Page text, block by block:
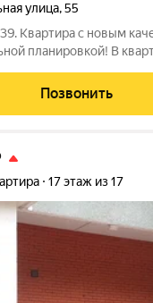
улица,55
Квартира с новым
планировкой! В
отделка
Все выглядит
Позвонить
17 этаж из 17